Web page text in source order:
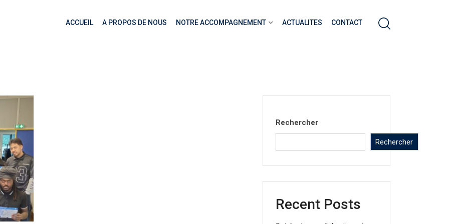
ACCUEIL A PROPOS DE NOUS NOTRE ACCOMPAGNEMENT ACTUALITES CONTACT
Rechercher
Rechercher
Recent Posts